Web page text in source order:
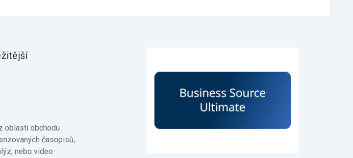
oblasti obchodu
časopisů,
nebo video